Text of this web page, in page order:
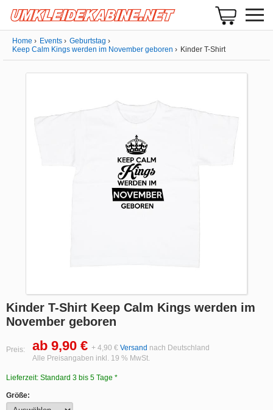
Home Events
Geburtstag
Keep Calm Kings werden im November geboren
Kinder T-Shirt
Kinder T-Shirt Keep Calm Kings werden im
November geboren
Preis: ab 9,90 € + 4,90 € Versand nach Deutschland
Alle Preisangaben inkl. 19 % MwSt.
Lieferzeit: Standard 3 bis 5 Tage *
Größe: